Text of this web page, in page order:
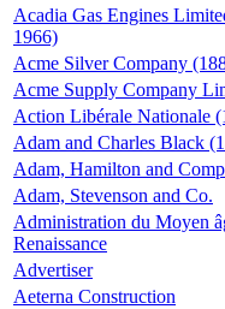
Acadia Gas Engines
1966)
Acme Silver Company
Acme Supply Company
Action Libérale Nationale
Adam and Charles Black
Adam, Hamilton and
Adam, Stevenson and Co.
Administration du Moyen
Renaissance
Advertiser
Aeterna Construction